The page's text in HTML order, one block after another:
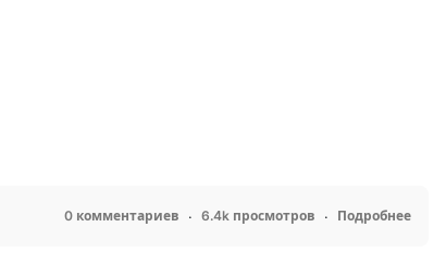
0 комментариев 6.4k просмотров Подробнее